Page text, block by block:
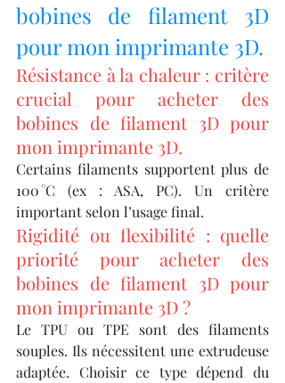
bobines de filament 3D
pour mon imprimante 3D.
Résistance à la chaleur : critère
crucial pour acheter des
bobines de filament 3D pour
mon imprimante 3D.
Certains filaments supportent plus de
100 °C (ex : ASA, PC). Un critère
important selon l’usage final.
Rigidité ou flexibilité : quelle
priorité pour acheter des
bobines de filament 3D pour
mon imprimante 3D ?
Le TPU ou TPE sont des filaments
souples. Ils nécessitent une extrudeuse
adaptée. Choisir ce type dépend du